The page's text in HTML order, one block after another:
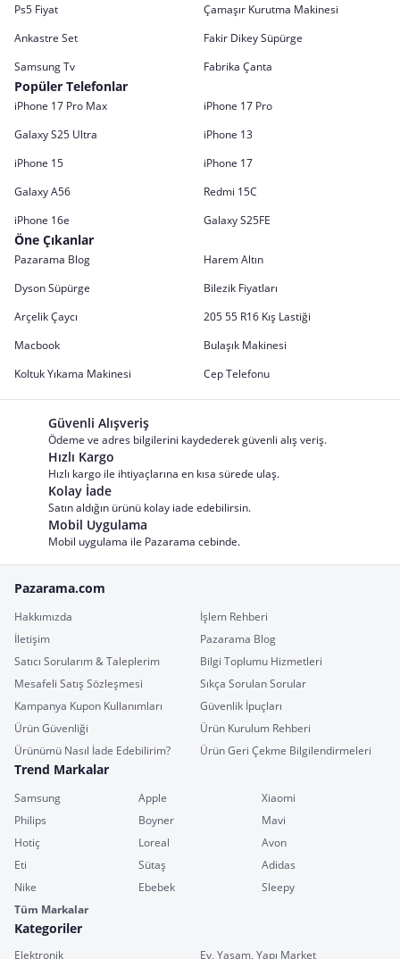
Ps5 Fiyat
Çamaşır Kurutma Makinesi
Ankastre Set
Fakir Dikey Süpürge
Samsung Tv
Fabrika Çanta
Popüler Telefonlar
iPhone 17 Pro Max
iPhone 17 Pro
Galaxy S25 Ultra
iPhone 13
iPhone 15
iPhone 17
Galaxy A56
Redmi 15C
iPhone 16e
Galaxy S25FE
Öne Çıkanlar
Pazarama Blog
Harem Altın
Dyson Süpürge
Bilezik Fiyatları
Arçelik Çaycı
205 55 R16 Kış Lastiği
Macbook
Bulaşık Makinesi
Koltuk Yıkama Makinesi
Cep Telefonu
Güvenli Alışveriş
Ödeme ve adres bilgilerini kaydederek güvenli alış veriş.
Hızlı Kargo
Hızlı kargo ile ihtiyaçlarına en kısa sürede ulaş.
Kolay İade
Satın aldığın ürünü kolay iade edebilirsin.
Mobil Uygulama
Mobil uygulama ile Pazarama cebinde.
Pazarama.com
Hakkımızda
İşlem Rehberi
İletişim
Pazarama Blog
Satıcı Sorularım & Taleplerim
Bilgi Toplumu Hizmetleri
Mesafeli Satış Sözleşmesi
Sıkça Sorulan Sorular
Kampanya Kupon Kullanımları
Güvenlik İpuçları
Ürün Güvenliği
Ürün Kurulum Rehberi
Ürünümü Nasıl İade Edebilirim?
Ürün Geri Çekme Bilgilendirmeleri
Trend Markalar
Samsung Apple
Xiaomi
Philips
Boyner
Mavi
Hotiç
Loreal
Avon
Eti
Sütaş
Adidas
Nike
Ebebek
Sleepy
Tüm Markalar
Kategoriler
Elektronik
Ev, Yaşam, Yapı Market